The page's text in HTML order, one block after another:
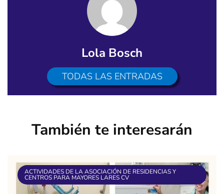
Lola Bosch
TODAS LAS ENTRADAS
También te interesarán
ACTIVIDADES DE LA ASOCIACIÓN DE RESIDENCIAS Y
CENTROS PARA MAYORES LARES CV